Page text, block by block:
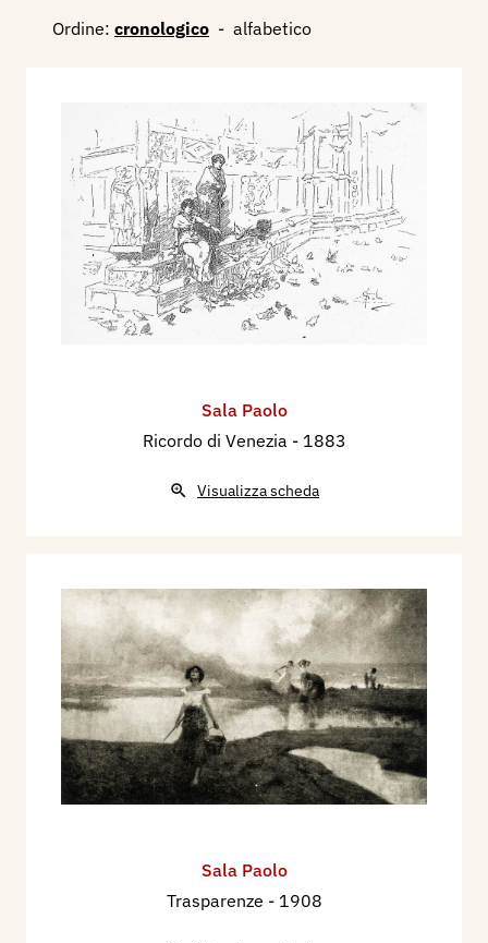
Ordine: cronologico - alfabetico
Sala Paolo
Ricordo di Venezia - 1883
Visualizza scheda
Sala Paolo
Trasparenze - 1908